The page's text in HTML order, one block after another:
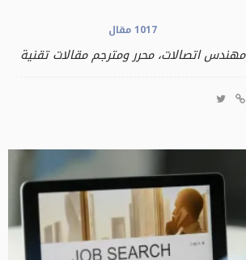
1017 مقال
مهندس اتصالات، محرر ومترجم مقالات تقنية